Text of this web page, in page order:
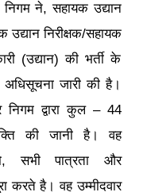
निगम ने, सहायक उद्यान
उद्यान निरीक्षक/सहायक
(उद्यान) की भर्ती के
जारी की है।
निगम द्वारा कुल – 44
की जानी है। वह
सभी पात्रता और
करते है। वह उम्मीदवार